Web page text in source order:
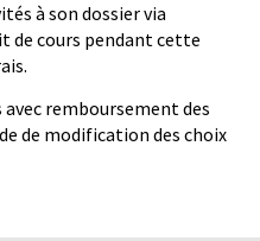
à son dossier via
de cours pendant cette
avec remboursement des
de modification des choix